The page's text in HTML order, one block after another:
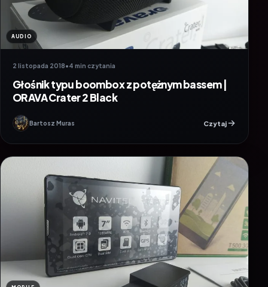
AUDIO
2 listopada 2018•4 min czytania
Głośnik typu boombox z potężnym bassem |
ORAVA Crater 2 Black
Bartosz Muras Czytaj